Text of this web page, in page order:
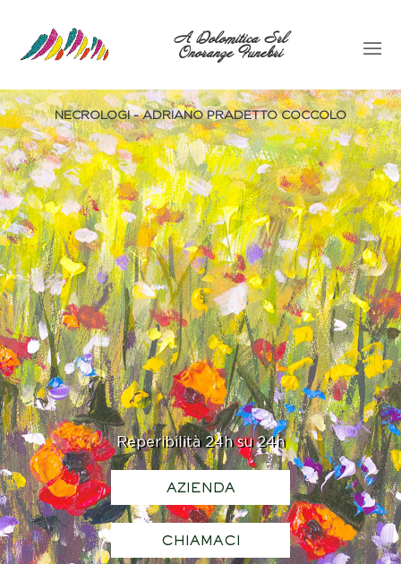
A Dolomitica Srl
Onoranze Funebri
Reperibilità 24h su 24h
AZIENDA
CHIAMACI
NECROLOGI - ADRIANO PRADETTO COCCOLO